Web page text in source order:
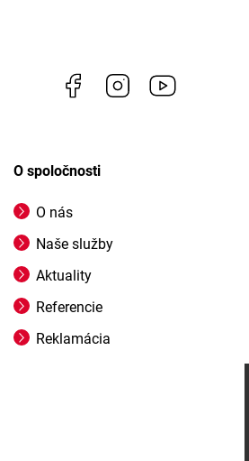
Facebook Instagram
O spoločnosti
O nás
Naše služby
Aktuality
Referencie
Reklamácia